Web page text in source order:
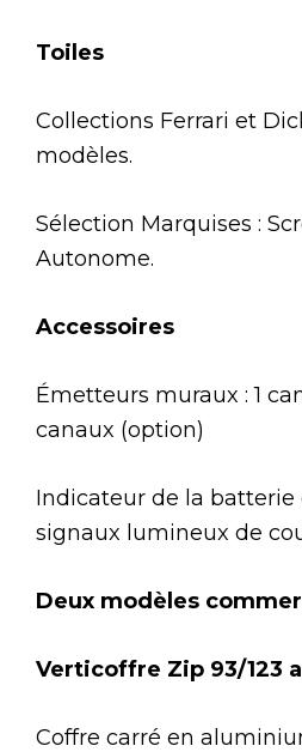
Toiles
Collections Ferrari et
modèles.
Sélection Marquises :
Autonome.
Accessoires
Émetteurs muraux : 1
canaux (option)
Indicateur de la
signaux lumineux de
Deux modèles
Verticoffre Zip 93/123
Coffre carré en